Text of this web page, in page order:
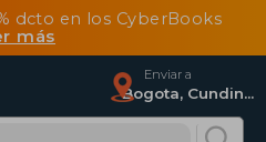
dcto en los CyberBooks
más
Enviar a
Bogota, Cundinamarca